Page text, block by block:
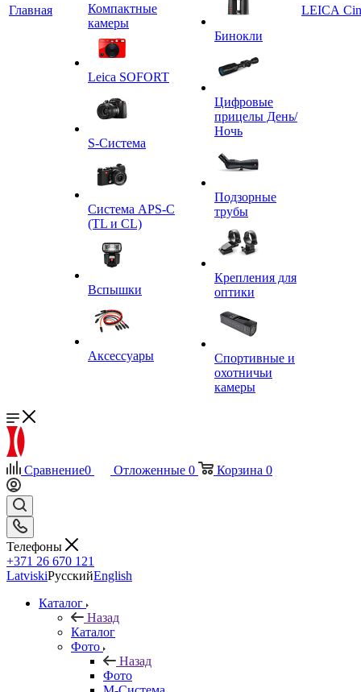
Главная
Компактные
камеры
Leica SOFORT
S-Система
Система APS-C
(TL и CL)
Вспышки
Аксессуары
Бинокли
Цифровые
прицелы День/
Ночь
Подзорные
трубы
Крепления для
оптики
Спортивные и
охотничьи
камеры
LEICA
Сравнение0 Отложенные 0 Корзина 0
Телефоны
+371 26 670 121
LatviskiРусскийEnglish
Каталог
Назад
Каталог
Фото
Назад
Фото